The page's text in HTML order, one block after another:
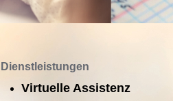
Dienstleistungen
Virtuelle Assistenz